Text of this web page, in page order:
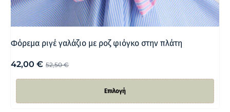
Φόρεμα ριγέ γαλάζιο με ροζ φιόγκο στην πλάτη
52,50€
42,00 €
Επιλογή